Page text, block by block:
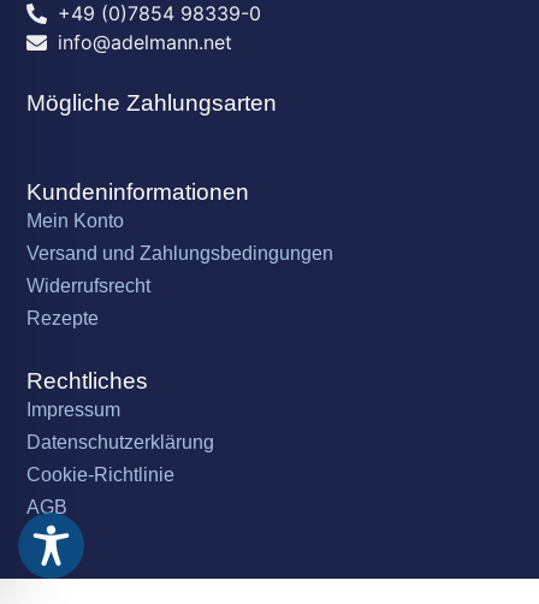
+49 (0)7854 98339-0
info@adelmann.net
Mögliche Zahlungsarten
Kundeninformationen
Mein Konto
Versand und Zahlungsbedingungen
Widerrufsrecht
Rezepte
Rechtliches
Impressum
Datenschutzerklärung
Cookie-Richtlinie
AGB